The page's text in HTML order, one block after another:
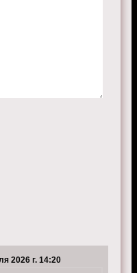
2026 г. 14:20